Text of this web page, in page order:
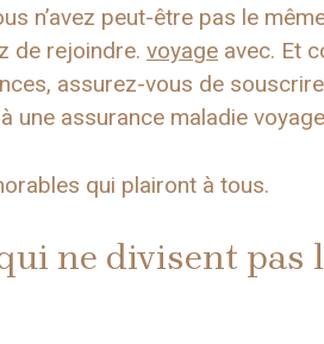
n’avez peut-être pas le
de rejoindre. voyage avec. Et
assurez-vous de
une assurance maladie
qui plairont à tous.
ne divisent pas